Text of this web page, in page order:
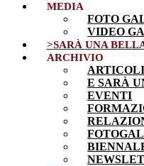
MEDIA
FOTO
VIDEO
>SARÀ UNA
ARCHIVIO
ARTICOLI
E SARÀ
EVENTI